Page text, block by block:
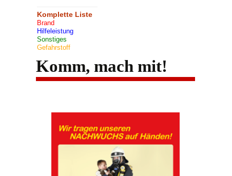
Komplette Liste
Brand
Hilfeleistung
Sonstiges
Gefahrstoff
Komm, mach mit!